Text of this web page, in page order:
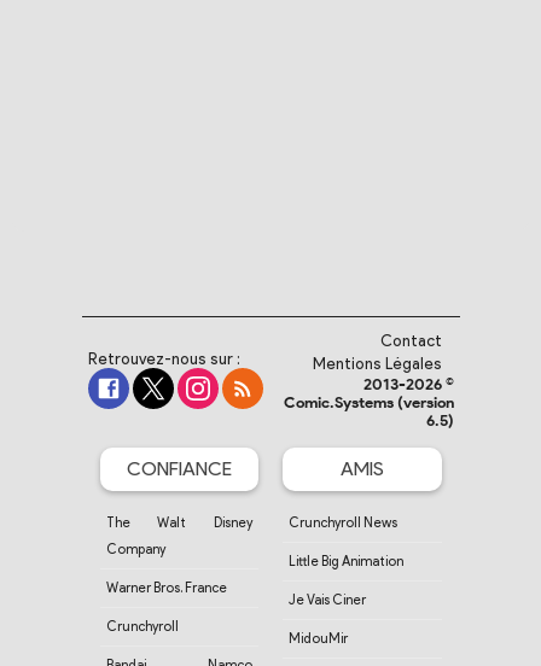
Retrouvez-nous sur :
Contact
Mentions Légales
2013-2026 ©
Comic.Systems (version
6.5)
CONFIANCE
The Walt Disney
Company
Warner Bros. France
Crunchyroll
AMIS
Crunchyroll News
Little Big Animation
Je Vais Ciner
MidouMir